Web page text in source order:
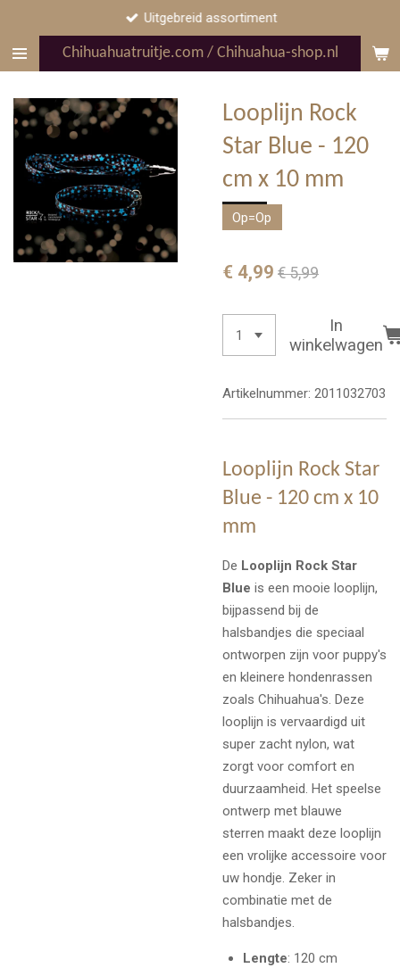
naar
hoofdinhoud
Chihuahuatruitje.com / Chihuahua-shop.nl
Uitgebreid assortiment
Looplijn Rock
Star Blue - 120
cm x 10 mm
Op=Op
€ 4,99 € 5,99
In
winkelwagen
Artikelnummer: 2011032703
Looplijn Rock Star
Blue - 120 cm x 10
mm
De Looplijn Rock Star
Blue is een mooie looplijn,
bijpassend bij de
halsbandjes die speciaal
ontworpen zijn voor puppy's
en kleinere hondenrassen
zoals Chihuahua's. Deze
looplijn is vervaardigd uit
super zacht nylon, wat
zorgt voor comfort en
duurzaamheid. Het speelse
ontwerp met blauwe
sterren maakt deze looplijn
een vrolijke accessoire voor
uw hondje. Zeker in
combinatie met de
halsbandjes.
Lengte: 120 cm